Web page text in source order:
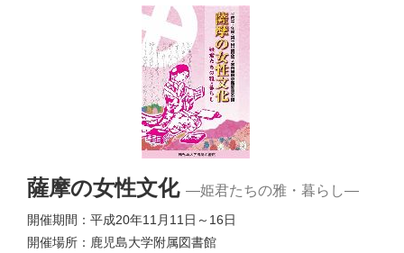
薩摩の女性文化 ―姫君たちの雅・暮らし―
開催期間：平成20年11月11日～16日
開催場所：鹿児島大学附属図書館